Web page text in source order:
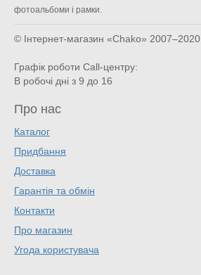
фотоальбоми і рамки.
© Інтернет-магазин «Chako» 2007–2020
Графік роботи Call-центру:
В робочі дні з 9 до 16
Про нас
Каталог
Придбання
Доставка
Гарантія та обмін
Контакти
Про магазин
Угода користувача